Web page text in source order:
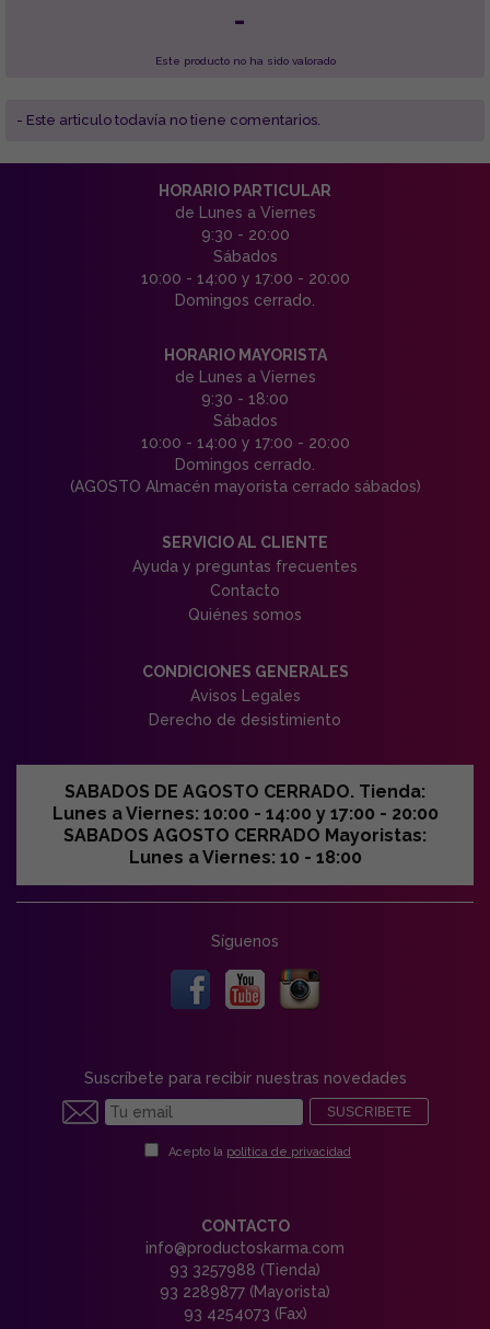
-
Este producto no ha sido valorado
- Este articulo todavía no tiene comentarios.
HORARIO PARTICULAR
de Lunes a Viernes
9:30 - 20:00
Sábados
10:00 - 14:00 y 17:00 - 20:00
Domingos cerrado.
HORARIO MAYORISTA
de Lunes a Viernes
9:30 - 18:00
Sábados
10:00 - 14:00 y 17:00 - 20:00
Domingos cerrado.
(AGOSTO Almacén mayorista cerrado sábados)
SERVICIO AL CLIENTE
Ayuda y preguntas frecuentes
Contacto
Quiénes somos
CONDICIONES GENERALES
Avisos Legales
Derecho de desistimiento
SABADOS DE AGOSTO CERRADO. Tienda:
Lunes a Viernes: 10:00 - 14:00 y 17:00 - 20:00
SABADOS AGOSTO CERRADO Mayoristas:
Lunes a Viernes: 10 - 18:00
Síguenos
Suscríbete para recibir nuestras novedades
SUSCRIBETE
Acepto la política de privacidad
CONTACTO
info@productoskarma.com
93 3257988 (Tienda)
93 2289877 (Mayorista)
93 4254073 (Fax)